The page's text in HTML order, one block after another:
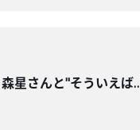
森星さんと"そういえば